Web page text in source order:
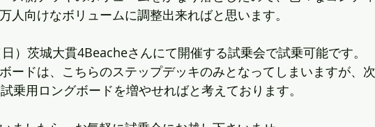
人向けなボリュームに調整出来ればと思います。
）茨城大貫4Beacheさんにて開催する試乗会で試乗可能です。
ードは、こちらのステップデッキのみとなってしまいますが、次
乗用ロングボードを増やせればと考えております。